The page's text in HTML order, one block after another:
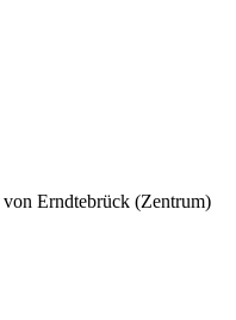
von Erndtebrück (Zentrum)